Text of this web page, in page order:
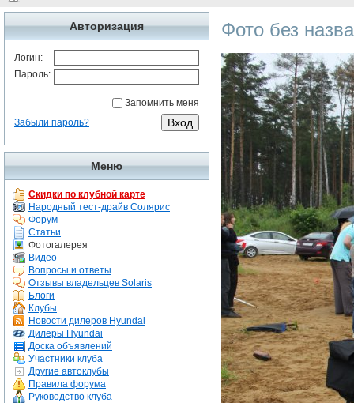
Авторизация
Логин:
Пароль:
Запомнить меня
Забыли пароль?
Меню
Скидки по клубной карте
Народный тест-драйв Солярис
Форум
Статьи
Фотогалерея
Видео
Вопросы и ответы
Отзывы владельцев Solaris
Блоги
Клубы
Новости дилеров Hyundai
Дилеры Hyundai
Доска объявлений
Участники клуба
Другие автоклубы
Правила форума
Руководство клуба
Фото без